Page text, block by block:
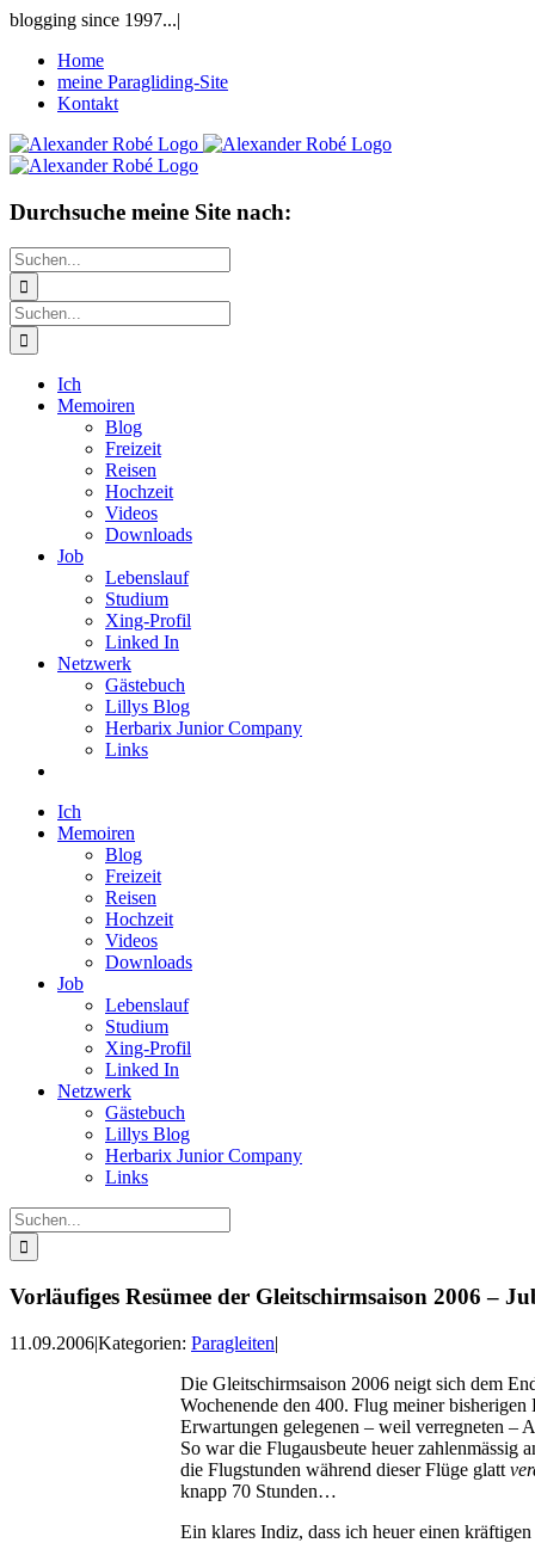
Zum
springen
blogging since 1997...|
Home
meine Paragliding-Site
Kontakt
Durchsuche meine Site nach:
Suche
nach:
Suche
nach:
Ich
Memoiren
Blog
Freizeit
Reisen
Hochzeit
Videos
Downloads
Job
Lebenslauf
Studium
Xing-Profil
Linked In
Netzwerk
Gästebuch
Lillys Blog
Herbarix Junior Company
Links
Ich
Memoiren
Blog
Freizeit
Reisen
Hochzeit
Videos
Downloads
Job
Lebenslauf
Studium
Xing-Profil
Linked In
Netzwerk
Gästebuch
Lillys Blog
Herbarix Junior Company
Links
Suche
nach:
Vorläufiges Resümee der Gleitschirmsaison 2006 –
11.09.2006|Kategorien: Paragleiten|
Die Gleitschirmsaison 2006 neigt sich dem
Wochenende den 400. Flug meiner
Erwartungen gelegenen – weil verregneten –
So war die Flugausbeute heuer zahlenmässig
die Flugstunden während dieser Flüge glatt
knapp 70 Stunden…
Ein klares Indiz, dass ich heuer einen